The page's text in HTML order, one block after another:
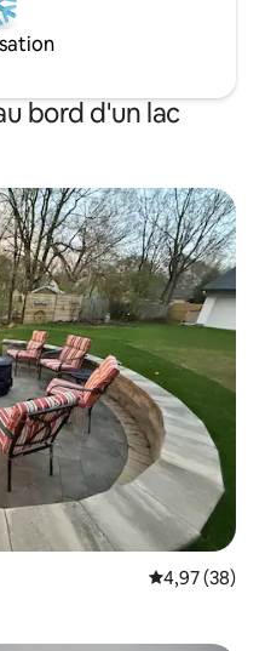
bord d'un lac
les plus aimés
Note
4,97 (38)